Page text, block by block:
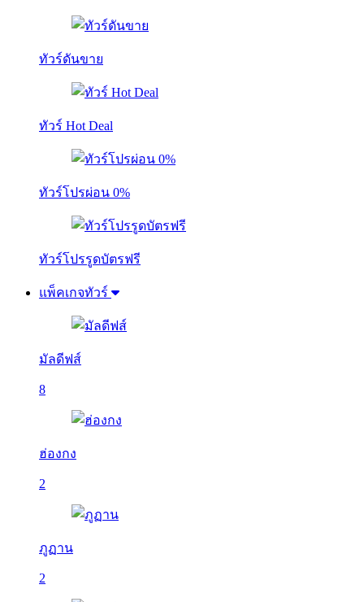
ทัวร์ดันขาย
ทัวร์ Hot Deal
ทัวร์โปรผ่อน 0%
ทัวร์โปรรูดบัตรฟรี
แพ็คเกจทัวร์
มัลดีฟส์
8
ฮ่องกง
2
ภูฏาน
2